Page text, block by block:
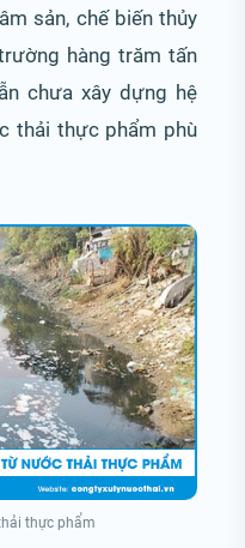
sản, chế biến thủy
hàng trăm tấn
chưa xây dựng hệ
thải thực phẩm phù
thực phẩm